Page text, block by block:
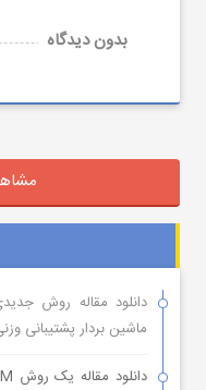
بدون دیدگاه
دانلود مقاله روش
ماشین بردار پشتیبانی